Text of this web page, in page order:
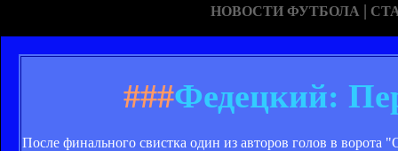
НОВОСТИ ФУТБОЛА |
###Федецкий:
После финального свистка один из авторов голов в